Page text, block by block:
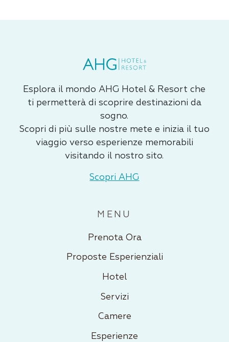
Esplora il mondo AHG Hotel & Resort che
ti permetterà di scoprire destinazioni da
sogno.
Scopri di più sulle nostre mete e inizia il tuo
viaggio verso esperienze memorabili
visitando il nostro sito.
Scopri AHG
MENU
Prenota Ora
Proposte Esperienziali
Hotel
Servizi
Camere
Esperienze